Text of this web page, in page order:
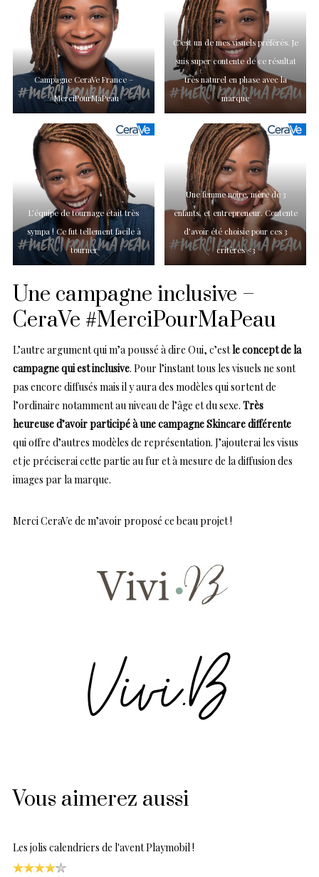
Campagne CeraVe France –
#MerciPourMaPeau
C’est un de mes visuels préférés. Je
suis super contente de ce résultat
très naturel en phase avec la
marque
L’équipe de tournage était très
sympa ! Ce fut tellement facile à
tourner
Une femme noire, mère de 3
enfants, et entrepreneur. Contente
d’avoir été choisie pour ces 3
critères <3
Une campagne inclusive –
CeraVe #MerciPourMaPeau
L’autre argument qui m’a poussé à dire Oui, c’estle concept de la
campagne qui est inclusive. Pour l’instant tous les visuels ne sont
pas encore diffusés mais il y aura des modèles qui sortent de
l’ordinaire notamment au niveau de l’âge et du sexe. Très
heureuse d’avoir participé à une campagne Skincare différente
qui offre d’autres modèles de représentation. J’ajouterai les visus
et je préciserai cette partie au fur et à mesure de la diffusion des
images par la marque.
Merci CeraVe de m’avoir proposé ce beau projet !
Vous aimerez aussi
Les jolis calendriers de l'avent Playmobil !